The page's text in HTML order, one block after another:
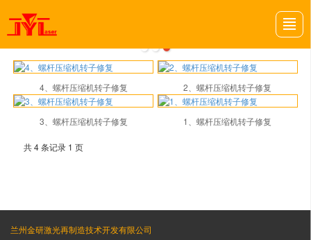
首页 关于我们 项目案例 金研动态 金研招聘 留言反馈 联系我们 LBS导航
4、螺杆压缩机转子修复 2、螺杆压缩机转子修复
3、螺杆压缩机转子修复 1、螺杆压缩机转子修复
共 4 条记录 1 页
兰州金研激光再制造技术开发有限公司